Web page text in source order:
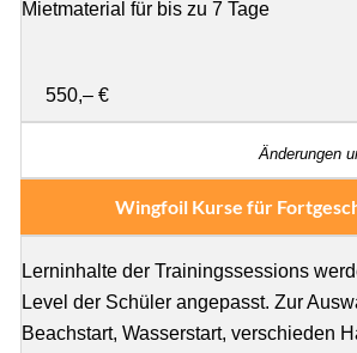
Mietmaterial für bis zu 7 Tage
550,– €
Änderungen
Wingfoil Kurse für
Lerninhalte der Trainingssessions
Level der Schüler angepasst. Zur
Beachstart, Wasserstart, verschieden